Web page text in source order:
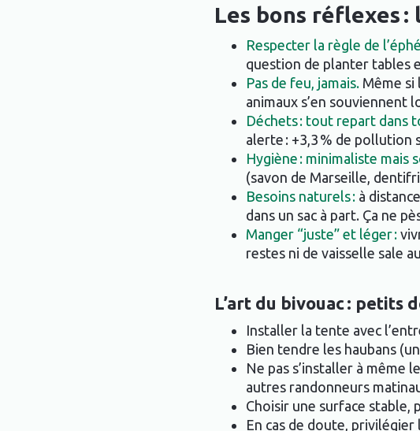
Les bons réflexes
Respecter la règle de
question de planter tables
Pas de feu, jamais. Même
animaux s’en souviennent
Déchets : tout repart dans
alerte : +3,3 % de
Hygiène : minimaliste mais
(savon de Marseille,
Besoins naturels : à
dans un sac à part. Ça ne
Manger “juste” et léger :
restes ni de vaisselle sale
L’art du bivouac : petits
Installer la tente avec
Bien tendre les haubans
Ne pas s’installer à même
autres randonneurs
Choisir une surface stable,
En cas de doute,